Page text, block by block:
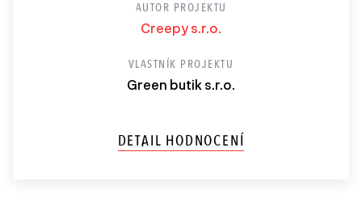
AUTOR PROJEKTU
Creepy s.r.o.
VLASTNÍK PROJEKTU
Green butik s.r.o.
DETAIL HODNOCENÍ